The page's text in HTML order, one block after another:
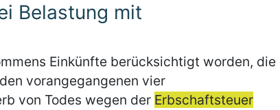
Belastung mit
Einkünfte berücksichtigt worden, die
vorangegangenen vier
von Todes wegen der Erbschaftsteuer